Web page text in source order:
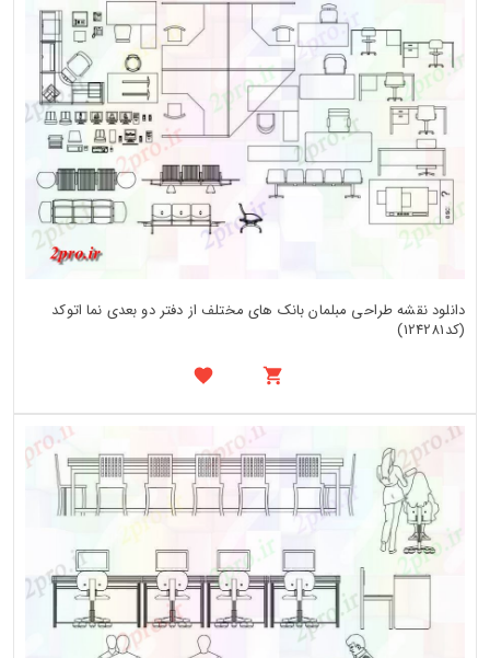
دانلود نقشه طراحی مبلمان بانک های مختلف از دفتر دو بعدی نما اتوکد
(کد124281)